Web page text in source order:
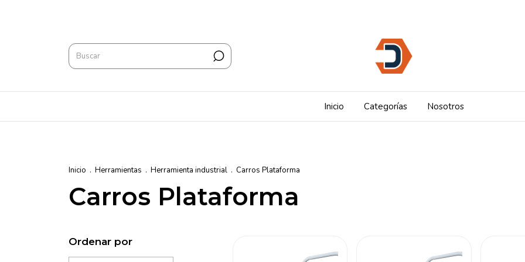
Inicio Categorías Nosotros
Inicio . Herramientas . Herramienta industrial . Carros Plataforma
Carros Plataforma
Ordenar por